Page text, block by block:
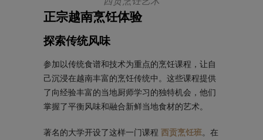
正宗越南烹饪体验
探索传统风味
参加以传统食谱和技术为重点的烹饪课程，让自
己沉浸在越南丰富的烹饪传统中。这些课程提供
了向经验丰富的当地厨师学习的独特机会，他们
掌握了平衡风味和融合新鲜当地食材的艺术。
著名的大学开设了这样一门课程 西贡烹饪班。在